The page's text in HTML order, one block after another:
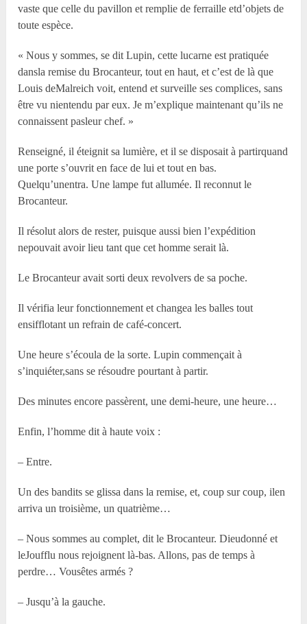
vaste que celle du pavillon et remplie de ferraille etd’objets de
toute espèce.
« Nous y sommes, se dit Lupin, cette lucarne est pratiquée
dansla remise du Brocanteur, tout en haut, et c’est de là que
Louis deMalreich voit, entend et surveille ses complices, sans
être vu nientendu par eux. Je m’explique maintenant qu’ils ne
connaissent pasleur chef. »
Renseigné, il éteignit sa lumière, et il se disposait à partirquand
une porte s’ouvrit en face de lui et tout en bas.
Quelqu’unentra. Une lampe fut allumée. Il reconnut le
Brocanteur.
Il résolut alors de rester, puisque aussi bien l’expédition
nepouvait avoir lieu tant que cet homme serait là.
Le Brocanteur avait sorti deux revolvers de sa poche.
Il vérifia leur fonctionnement et changea les balles tout
ensifflotant un refrain de café-concert.
Une heure s’écoula de la sorte. Lupin commençait à
s’inquiéter,sans se résoudre pourtant à partir.
Des minutes encore passèrent, une demi-heure, une heure…
Enfin, l’homme dit à haute voix :
– Entre.
Un des bandits se glissa dans la remise, et, coup sur coup, ilen
arriva un troisième, un quatrième…
– Nous sommes au complet, dit le Brocanteur. Dieudonné et
leJoufflu nous rejoignent là-bas. Allons, pas de temps à
perdre… Vousêtes armés ?
– Jusqu’à la gauche.